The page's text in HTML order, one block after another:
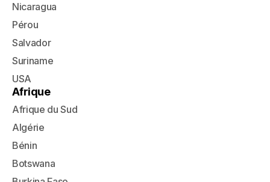
Nicaragua
Pérou
Salvador
Suriname
USA
Afrique
Afrique du Sud
Algérie
Bénin
Botswana